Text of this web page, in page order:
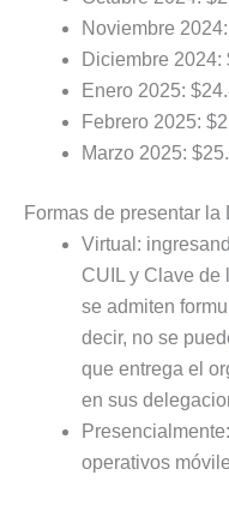
Noviembre
Diciembre 2024:
Enero 2025:
Febrero 2025:
Marzo 2025:
Formas de presentar la
Virtual:
CUIL y Clave de
se admiten
decir, no se
que entrega el
en sus
operativos